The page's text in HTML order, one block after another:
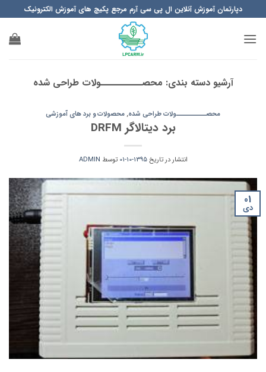
to
content
دپارتمان آموزش آنلاین ال پی سی آرم مرجع پکیچ های آموزش الکترونیک
آرشیو دسته بندی: محصــــــــــولات طراحی شده
محصــــــــــولات طراحی شده,محصولات و برد های آموزشی
برد دیتالاگر DRFM
انتشار در تاریخ1395-10-01 توسط ADMIN
01
دی